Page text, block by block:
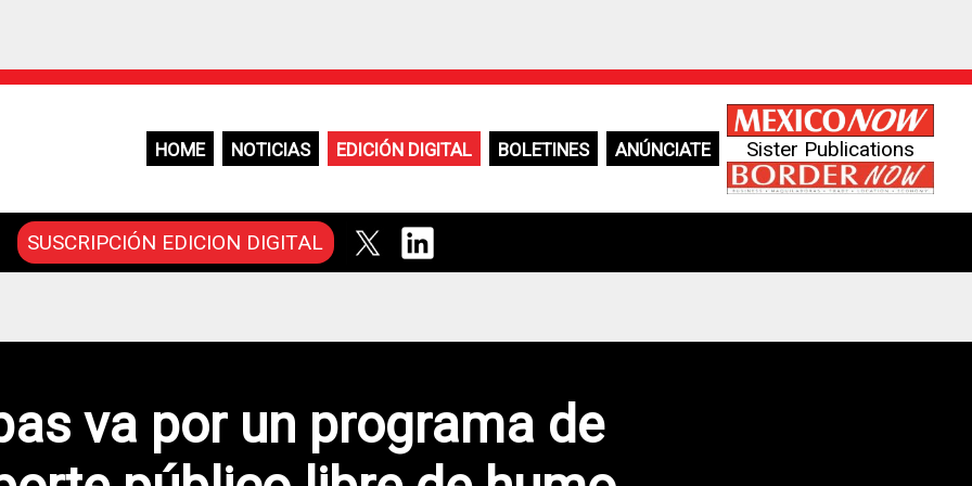
HOME NOTICIAS EDICIÓN DIGITAL BOLETINES ANÚNCIATE Sister Publications
SUSCRIPCIÓN EDICION DIGITAL
va por un programa de